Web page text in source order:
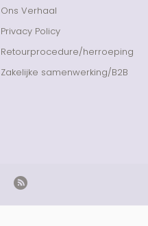
Ons Verhaal
Privacy Policy
Retourprocedure/herroeping
Zakelijke samenwerking/B2B